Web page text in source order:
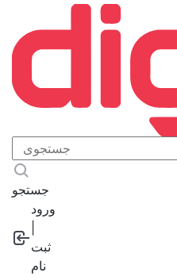
جستجو
ورود
ثبت
نام